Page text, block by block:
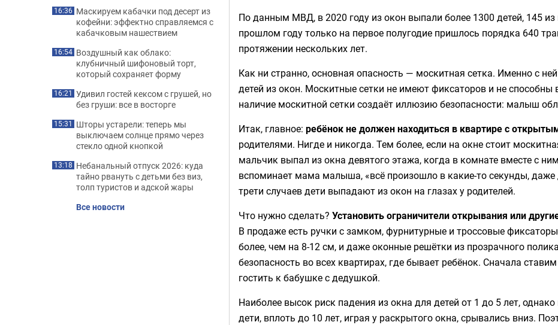
По данным МВД, в 2020 году из окон выпали более 1300 детей, 145 из
прошлом году только на первое полугодие пришлось порядка 640
протяжении нескольких лет.
Как ни странно, основная опасность — москитная сетка. Именно с
детей из окон. Москитные сетки не имеют фиксаторов и не
наличие москитной сетки создаёт иллюзию безопасности: малыш
Итак, главное: ребёнок не должен находиться в квартире с
родителями. Нигде и никогда. Тем более, если на окне стоит
мальчик выпал из окна девятого этажа, когда в комнате вместе с
вспоминает мама малыша, «всё произошло в какие-то секунды,
трети случаев дети выпадают из окон на глазах у родителей.
Что нужно сделать? Установить ограничители открывания или
В продаже есть ручки с замком, фурнитурные и троссовые
более, чем на 8-12 см, и даже оконные решётки из прозрачного
безопасность во всех квартирах, где бывает ребёнок. Сначала
гостить к бабушке с дедушкой.
Наиболее высок риск падения из окна для детей от 1 до 5 лет,
дети, вплоть до 10 лет, играя у раскрытого окна, срывались вниз.
16:36 Маскируем кабачки под десерт из
кофейни: эффектно справляемся с
кабачковым нашествием
16:54 Воздушный как облако:
клубничный шифоновый торт,
который сохраняет форму
16:21 Удивил гостей кексом с грушей, но
без груши: все в восторге
15:31 Шторы устарели: теперь мы
выключаем солнце прямо через
стекло одной кнопкой
13:18 Небанальный отпуск 2026: куда
тайно рвануть с детьми без виз,
толп туристов и адской жары
Все новости